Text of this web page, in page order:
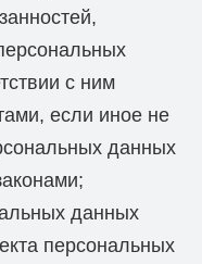
с ним
если иное не
данных
данных
персональных